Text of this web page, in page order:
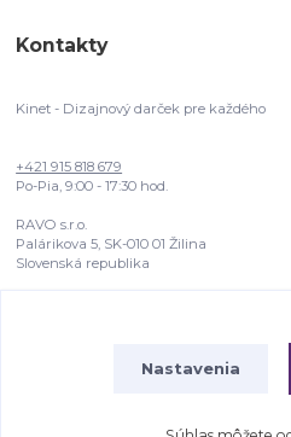
Kontakty
Kinet - Dizajnový darček pre každého
+421 915 818 679
Po-Pia, 9:00 - 17:30 hod.
RAVO s.r.o.
Palárikova 5, SK-010 01 Žilina
Slovenská republika
Nastavenia